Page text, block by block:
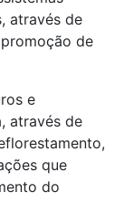
através de
de
e
através de
que
do